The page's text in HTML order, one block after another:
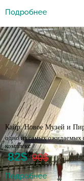
Подробнее
Кайр: Новое Музей и
одно из самых ожидаемых
комплекс
82$ 90$
Подробнее